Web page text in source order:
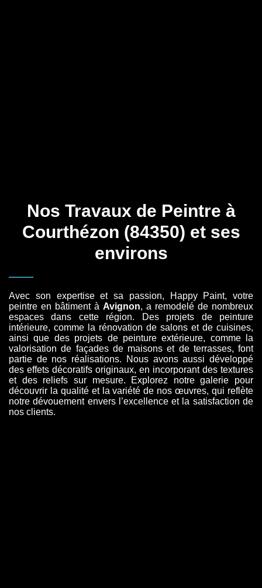
Nos Travaux de Peintre à
Courthézon (84350) et ses
environs
Avec son expertise et sa passion, Happy Paint, votre
peintre en bâtiment à Avignon, a remodelé de nombreux
espaces dans cette région. Des projets de peinture
intérieure, comme la rénovation de salons et de cuisines,
ainsi que des projets de peinture extérieure, comme la
valorisation de façades de maisons et de terrasses, font
partie de nos réalisations. Nous avons aussi développé
des effets décoratifs originaux, en incorporant des textures
et des reliefs sur mesure. Explorez notre galerie pour
découvrir la qualité et la variété de nos œuvres, qui reflète
notre dévouement envers l’excellence et la satisfaction de
nos clients.